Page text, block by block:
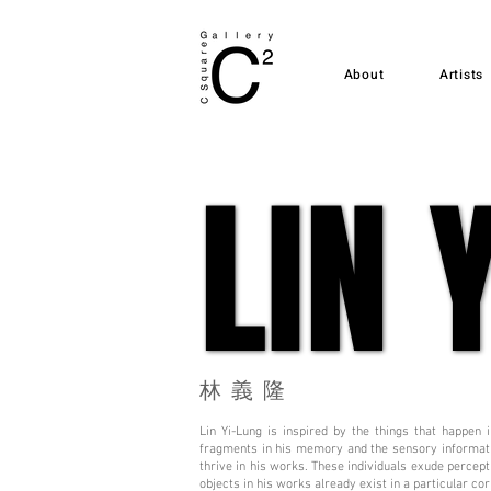
About Artists
LIN
LIN
​林義隆
Lin Yi-Lung is inspired by the things that
fragments in his memory and the sensory
thrive in his works. These individuals exude
objects in his works already exist in a particular